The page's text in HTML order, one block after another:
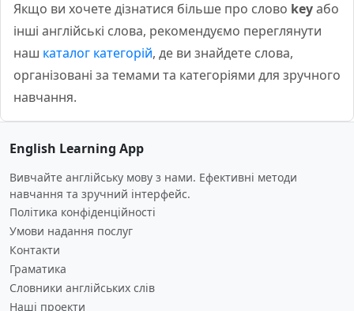
Якщо ви хочете дізнатися більше про слово keyабо
інші англійські слова, рекомендуємо переглянути
наш каталог категорій, де ви знайдете слова,
організовані за темами та категоріями для зручного
навчання.
English Learning App
Вивчайте англійську мову з нами. Ефективні методи
навчання та зручний інтерфейс.
Політика конфіденційності
Умови надання послуг
Контакти
Граматика
Словники англійських слів
Наші проекти